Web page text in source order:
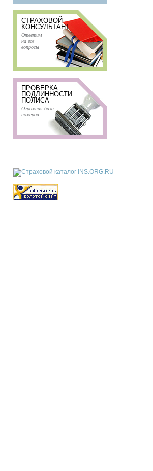
СТРАХОВОЙ
КОНСУЛЬТАНТ
Ответим
на все
вопросы
ПРОВЕРКА
ПОДЛИННОСТИ
ПОЛИСА
Огромная база
номеров